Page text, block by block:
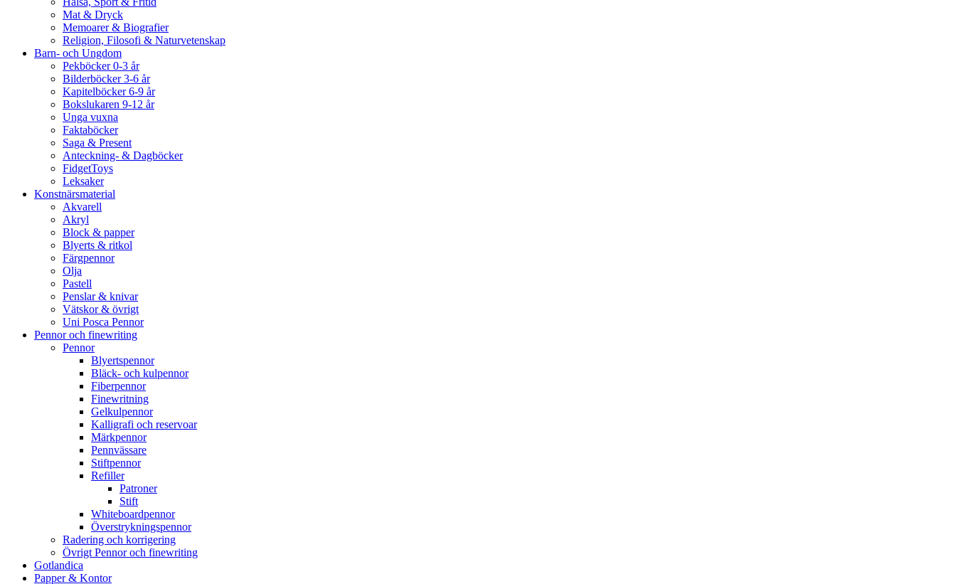
Mat & Dryck
Memoarer & Biografier
Religion, Filosofi & Naturvetenskap
Barn- och Ungdom
Pekböcker 0-3 år
Bilderböcker 3-6 år
Kapitelböcker 6-9 år
Bokslukaren 9-12 år
Unga vuxna
Faktaböcker
Saga & Present
Anteckning- & Dagböcker
FidgetToys
Leksaker
Konstnärsmaterial
Akvarell
Akryl
Block & papper
Blyerts & ritkol
Färgpennor
Olja
Pastell
Penslar & knivar
Vätskor & övrigt
Uni Posca Pennor
Pennor och finewriting
Pennor
Blyertspennor
Bläck- och kulpennor
Fiberpennor
Finewritning
Gelkulpennor
Kalligrafi och reservoar
Märkpennor
Pennvässare
Stiftpennor
Refiller
Patroner
Stift
Whiteboardpennor
Överstrykningspennor
Radering och korrigering
Övrigt Pennor och finewriting
Gotlandica
Papper & Kontor